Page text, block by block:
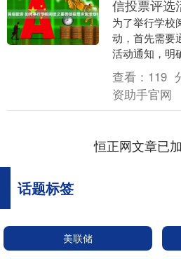
信投票评选
为了举行学校
动，首先需要
活动通知，明
着，收集参
料，确保每位
查看： 119
资助手官网
恒正网文章已
话题标签
美联储